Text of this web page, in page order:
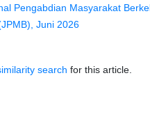
Pengabdian Masyarakat
Juni 2026
search for this article.